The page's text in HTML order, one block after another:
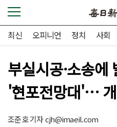
최신 오피니언 정치 사회
부실시공·소송에
'현포전망대'…
조준호 기자cjh@imaeil.com